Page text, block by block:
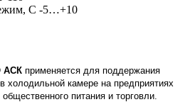
С -5…+10
АСК применяется для поддержания
холодильной камере на предприятиях
питания и торговли.